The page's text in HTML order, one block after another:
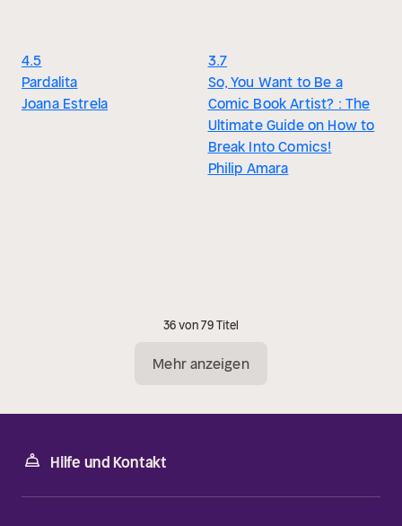
4.5
Pardalita
Joana Estrela
3.7
So, You Want to Be a
Comic Book Artist? : The
Ultimate Guide on How to
Break Into Comics!
Philip Amara
36 von 79 Titel
Mehr anzeigen
Hilfe und Kontakt